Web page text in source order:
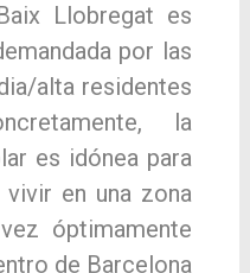
Llobregat es
por las
alta residentes
la
es idónea para
en una zona
óptimamente
de Barcelona